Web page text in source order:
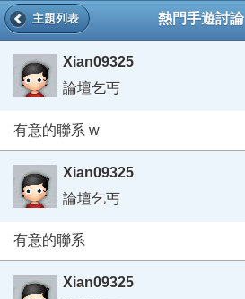
熱門手遊討論
主題列表
Xian09325
論壇乞丐
有意的聯系 w
Xian09325
論壇乞丐
有意的聯系
Xian09325